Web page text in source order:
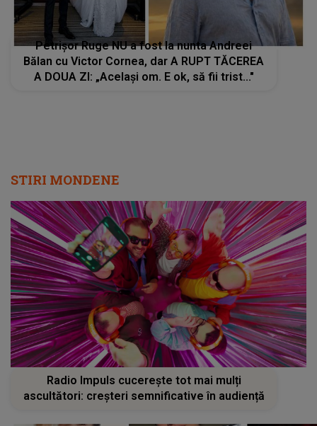
Petrișor Ruge NU a fost la nunta Andreei
Bălan cu Victor Cornea, dar A RUPT TĂCEREA
A DOUA ZI: „Același om. E ok, să fii trist..."
STIRI MONDENE
Radio Impuls cucerește tot mai mulți
ascultători: creșteri semnificative în audiență